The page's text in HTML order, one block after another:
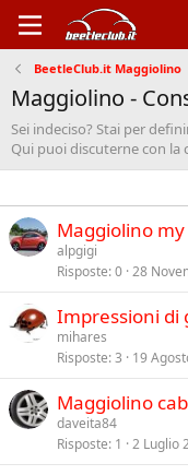
BeetleClub.it Maggiolino
Maggiolino -
Sei indeciso? Stai per
Qui puoi discuterne con la
Maggiolino
alpgigi
Risposte 0 28
Impressioni di
mihares
Risposte 3 19
Maggiolino
daveita84
Risposte 1 2 Luglio